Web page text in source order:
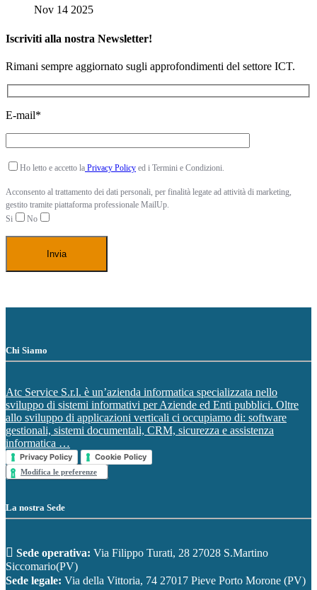
Nov 14 2025
Iscriviti alla nostra Newsletter!
Rimani sempre aggiornato sugli approfondimenti del settore ICT.
E-mail*
Ho letto e accetto la Privacy Policy ed i Termini e Condizioni.
Acconsento al trattamento dei dati personali, per finalità legate ad attività di marketing,
gestito tramite piattaforma professionale MailUp.
Si
No
Chi Siamo
Atc Service S.r.l. è un’azienda informatica specializzata nello
sviluppo di sistemi informativi per Aziende ed Enti pubblici. Oltre
allo sviluppo di applicazioni verticali ci occupiamo di: software
gestionali, sistemi documentali, CRM, sicurezza e assistenza
informatica …
Privacy Policy Cookie Policy
Modifica le preferenze
La nostra Sede
Sede operativa: Via Filippo Turati, 28 27028 S.Martino
Siccomario(PV)
Sede legale: Via della Vittoria, 74 27017 Pieve Porto Morone (PV)